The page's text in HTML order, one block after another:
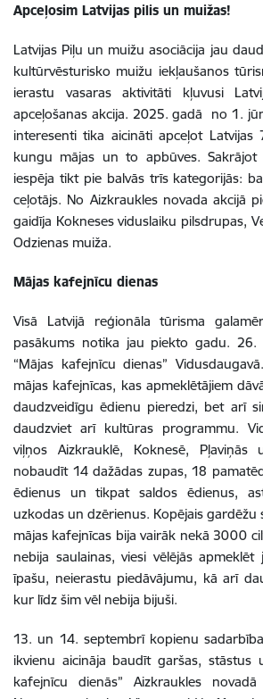
Apceļosim Latvijas pilis un muižas!
Latvijas Piļu un muižu asociācija jau
kultūrvēsturisko muižu iekļaušanos
ierastu vasaras aktivitāti kļuvusi
apceļošanas akcija. 2025. gadā no 1.
interesenti tika aicināti apceļot Latvijas
kungu mājas un to apbūves. Sakrājot
iespēja tikt pie balvās trīs kategorijās:
ceļotājs. No Aizkraukles novada akcijā
gaidīja Kokneses viduslaiku pilsdrupas,
Odzienas muiža.
Mājas kafejnīcu dienas
Visā Latvijā reģionāla tūrisma
pasākums notika jau piekto gadu.
“Mājas kafejnīcu dienas”
mājas kafejnīcas, kas apmeklētājiem
daudzveidīgu ēdienu pieredzi, bet arī
daudzviet arī kultūras programmu.
viļņos Aizkrauklē, Koknesē, Pļaviņās
nobaudīt 14 dažādas zupas, 18
ēdienus un tikpat saldos ēdienus,
uzkodas un dzērienus. Kopējais gardēžu
mājas kafejnīcas bija vairāk nekā 3000
nebija saulainas, viesi vēlējās
īpašu, neierastu piedāvājumu, kā arī
kur līdz šim vēl nebija bijuši.
13. un 14. septembrī kopienu
ikvienu aicināja baudīt garšas, stāstus
kafejnīcu dienās” Aizkraukles